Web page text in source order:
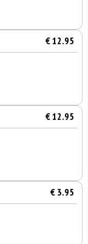
€ 12.95
€ 12.95
€ 3.95